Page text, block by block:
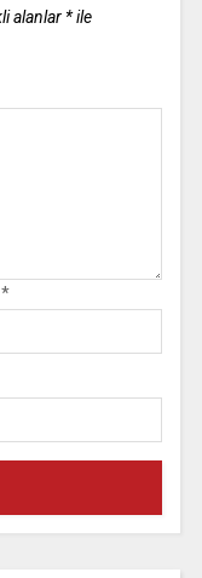
alanlar *ile
*